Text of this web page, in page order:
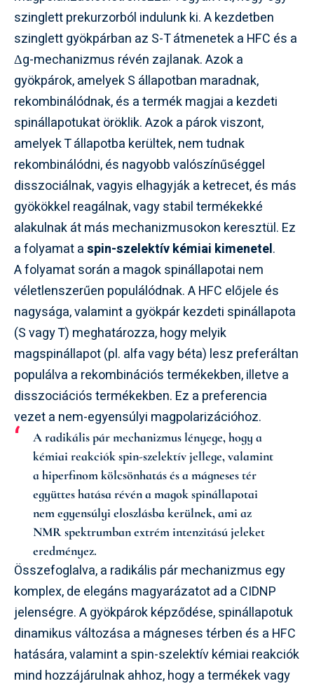
szinglett prekurzorból indulunk ki. A kezdetben
szinglett gyökpárban az S-T átmenetek a HFC és a
Δg-mechanizmus révén zajlanak. Azok a
gyökpárok, amelyek S állapotban maradnak,
rekombinálódnak, és a termék magjai a kezdeti
spinállapotukat öröklik. Azok a párok viszont,
amelyek T állapotba kerültek, nem tudnak
rekombinálódni, és nagyobb valószínűséggel
disszociálnak, vagyis elhagyják a ketrecet, és más
gyökökkel reagálnak, vagy stabil termékekké
alakulnak át más mechanizmusokon keresztül. Ez
a folyamat aspin-szelektív kémiai kimenetel.
A folyamat során a magok spinállapotai nem
véletlenszerűen populálódnak. A HFC előjele és
nagysága, valamint a gyökpár kezdeti spinállapota
(S vagy T) meghatározza, hogy melyik
magspinállapot (pl. alfa vagy béta) lesz preferáltan
populálva a rekombinációs termékekben, illetve a
disszociációs termékekben. Ez a preferencia
vezet a nem-egyensúlyi magpolarizációhoz.
A radikális pár mechanizmus lényege, hogy a
kémiai reakciók spin-szelektív jellege, valamint
a hiperfinom kölcsönhatás és a mágneses tér
együttes hatása révén a magok spinállapotai
nem egyensúlyi eloszlásba kerülnek, ami az
NMR spektrumban extrém intenzitású jeleket
eredményez.
Összefoglalva, a radikális pár mechanizmus egy
komplex, de elegáns magyarázatot ad a CIDNP
jelenségre. A gyökpárok képződése, spinállapotuk
dinamikus változása a mágneses térben és a HFC
hatására, valamint a spin-szelektív kémiai reakciók
mind hozzájárulnak ahhoz, hogy a termékek vagy